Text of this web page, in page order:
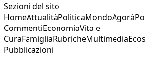
Sezioni del sito
HomeAttualitàPoliticaMondoAgorà
CommentiEconomiaVita e
CuraFamigliaRubricheMultimedia
Pubblicazioni